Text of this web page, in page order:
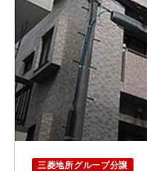
三菱地所グループ分譲